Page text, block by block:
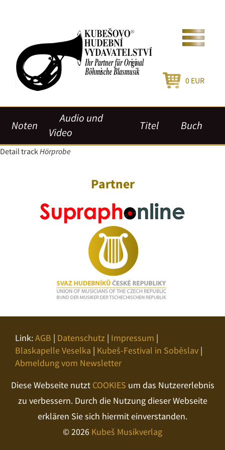
0 EUR
Noten
Audio und
Video
Titel Buch
Detail trackHörprobe
Partner
Link:AGB | Datenschutz | Impressum |
Blaskapelle Veselka | Kubeš-Festival in Soběslav |
Abmeldung vom Newsletter
Diese Webseite nutzt COOKIES um das Nutzererlebnis
zu verbessern. Durch die Nutzung dieser Webseite
erklären Sie sich hiermit einverstanden.
© 2026 Kubeš Musikverlag